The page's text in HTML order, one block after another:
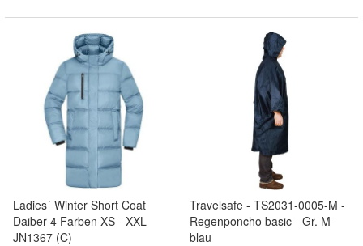
Ladies´ Winter Short Coat
Daiber 4 Farben XS - XXL
JN1367 (C)
Travelsafe - TS2031-0005-M -
Regenponcho basic - Gr. M -
blau